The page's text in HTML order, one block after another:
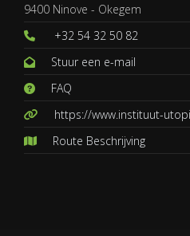
9400 Ninove - Okegem
+32 54 32 50 82
Stuur een e-mail
FAQ
https://www.instituut-
Route Beschrijving